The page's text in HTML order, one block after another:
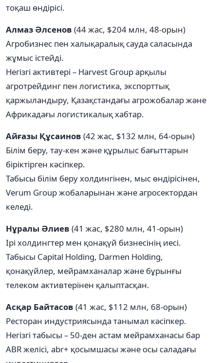
тоқаш өндірісі.
Алмаз Әлсенов (44 жас, $204 млн, 48-орын)
Агробизнес пен халықаралық сауда саласында
жұмыс істейді.
Негізгі активтері – Harvest Group арқылы
агротрейдинг пен логистика, экспорттық
қаржыландыру, Қазақстандағы агрожобалар және
Африкадағы логистикалық хабтар.
Айғазы Құсаинов (42 жас, $132 млн, 64-орын)
Білім беру, тау-кен және құрылыс бағыттарын
біріктірген кәсіпкер.
Табысы білім беру холдингінен, мыс өндірісінен,
Verum Group жобаларынан және агросектордан
келеді.
Нұралы Әлиев (41 жас, $280 млн, 41-орын)
Ірі холдингтер мен қонақүй бизнесінің иесі.
Табысы Capital Holding, Darmen Holding,
қонақүйлер, мейрамханалар және бұрынғы
телеком активтерінен қалыптасқан.
Асқар Байтасов (41 жас, $112 млн, 68-орын)
Ресторан индустриясында танымал кәсіпкер.
Негізгі табысы – 50-ден астам мейрамханасы бар
ABR желісі, abr+ қосымшасы және осы саладағы